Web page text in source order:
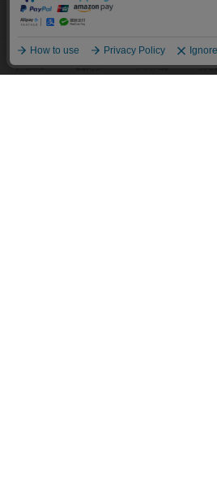
東京都のボードゲームカフェ
神奈川県のボードゲームカフェ